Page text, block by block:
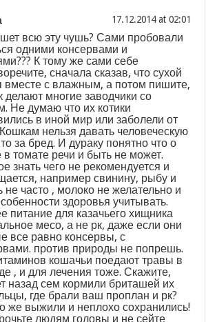
at
всю эту чушь? Сами пробовали
одними консервами и
К тому же сами себе
сначала сказав, что сухой
вместе с влажным, а потом пишите,
делают многие заводчики со
Не думаю что их котики
в иной мир или заболели от
Кошкам нельзя давать человеческую
за бред. И дураку понятно что о
в томате речи и быть не может.
знать чего не рекомендуется и
например свинину, рыбу и
не часто , молоко не желательно и
здоровья учитывать.
питание для казачьего хищника
месо, а не рк, даже если они
все равно консервы, с
против природы не попрешь.
кошачьи поедают травы в
, и для лечения тоже. Скажите,
назад сем кормили бриташей их
где брали ваш проплан и рк?
же выжили и неплохо сохранились!
людям головы и не сейте